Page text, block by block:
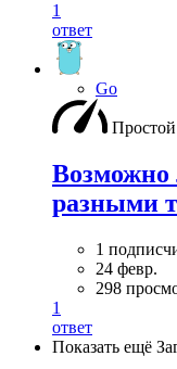
1
ответ
Go
Простой
Возможно
разными
1
24 февр.
298
1
ответ
Показать ещё